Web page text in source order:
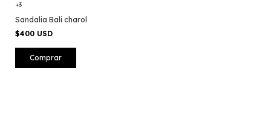
+3
Sandalia Bali charol
$400 USD
Comprar